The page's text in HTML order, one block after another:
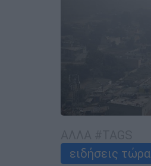
ειδήσεις τώρα